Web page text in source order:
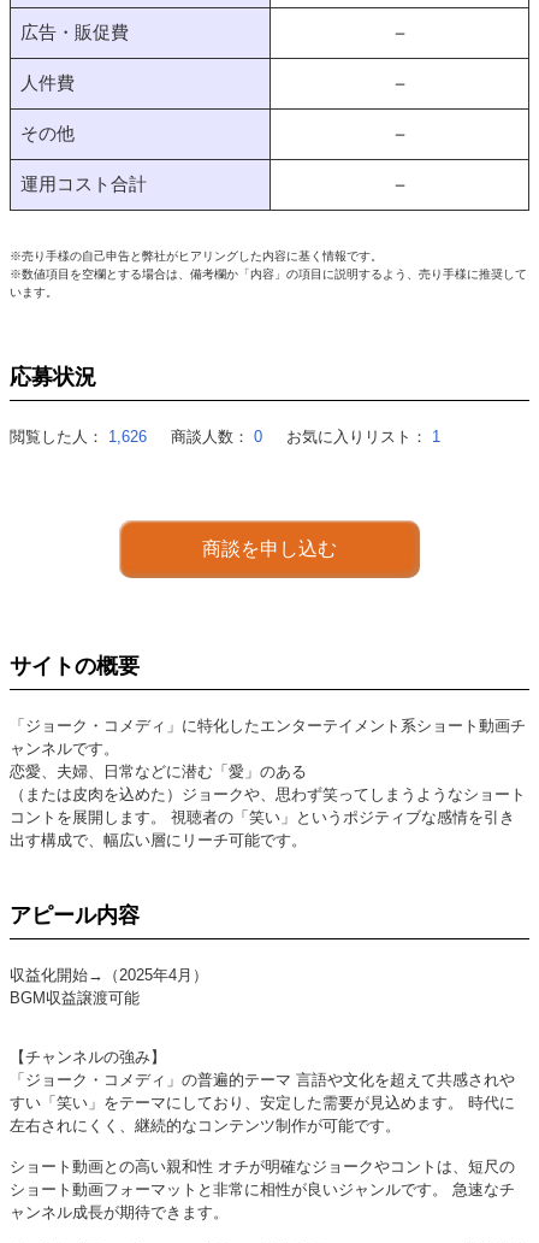
広告・販促費 －
人件費 －
その他 －
運用コスト合計 －
※売り手様の自己申告と弊社がヒアリングした内容に基く情報です。
※数値項目を空欄とする場合は、備考欄か「内容」の項目に説明するよう、売り手様に推奨して
います。
応募状況
閲覧した人： 1,626 商談人数： 0 お気に入りリスト： 1
商談を申し込む
サイトの概要
「ジョーク・コメディ」に特化したエンターテイメント系ショート動画チ
ャンネルです。
恋愛、夫婦、日常などに潜む「愛」のある
（または皮肉を込めた）ジョークや、思わず笑ってしまうようなショート
コントを展開します。 視聴者の「笑い」というポジティブな感情を引き
出す構成で、幅広い層にリーチ可能です。
アピール内容
収益化開始→（2025年4月）
BGM収益譲渡可能
【チャンネルの強み】
「ジョーク・コメディ」の普遍的テーマ 言語や文化を超えて共感されや
すい「笑い」をテーマにしており、安定した需要が見込めます。 時代に
左右されにくく、継続的なコンテンツ制作が可能です。
ショート動画との高い親和性 オチが明確なジョークやコントは、短尺の
ショート動画フォーマットと非常に相性が良いジャンルです。 急速なチ
ャンネル成長が期待できます。